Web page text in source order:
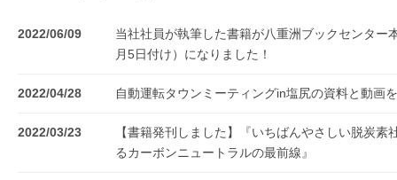
2022/06/09
当社社員が執筆した書籍が八重洲ブックセンター
月5日付け）になりました！
2022/04/28 自動運転タウンミーティングin塩尻の資料と動画
2022/03/23
【書籍発刊しました】『いちばんやさしい脱炭
るカーボンニュートラルの最前線』